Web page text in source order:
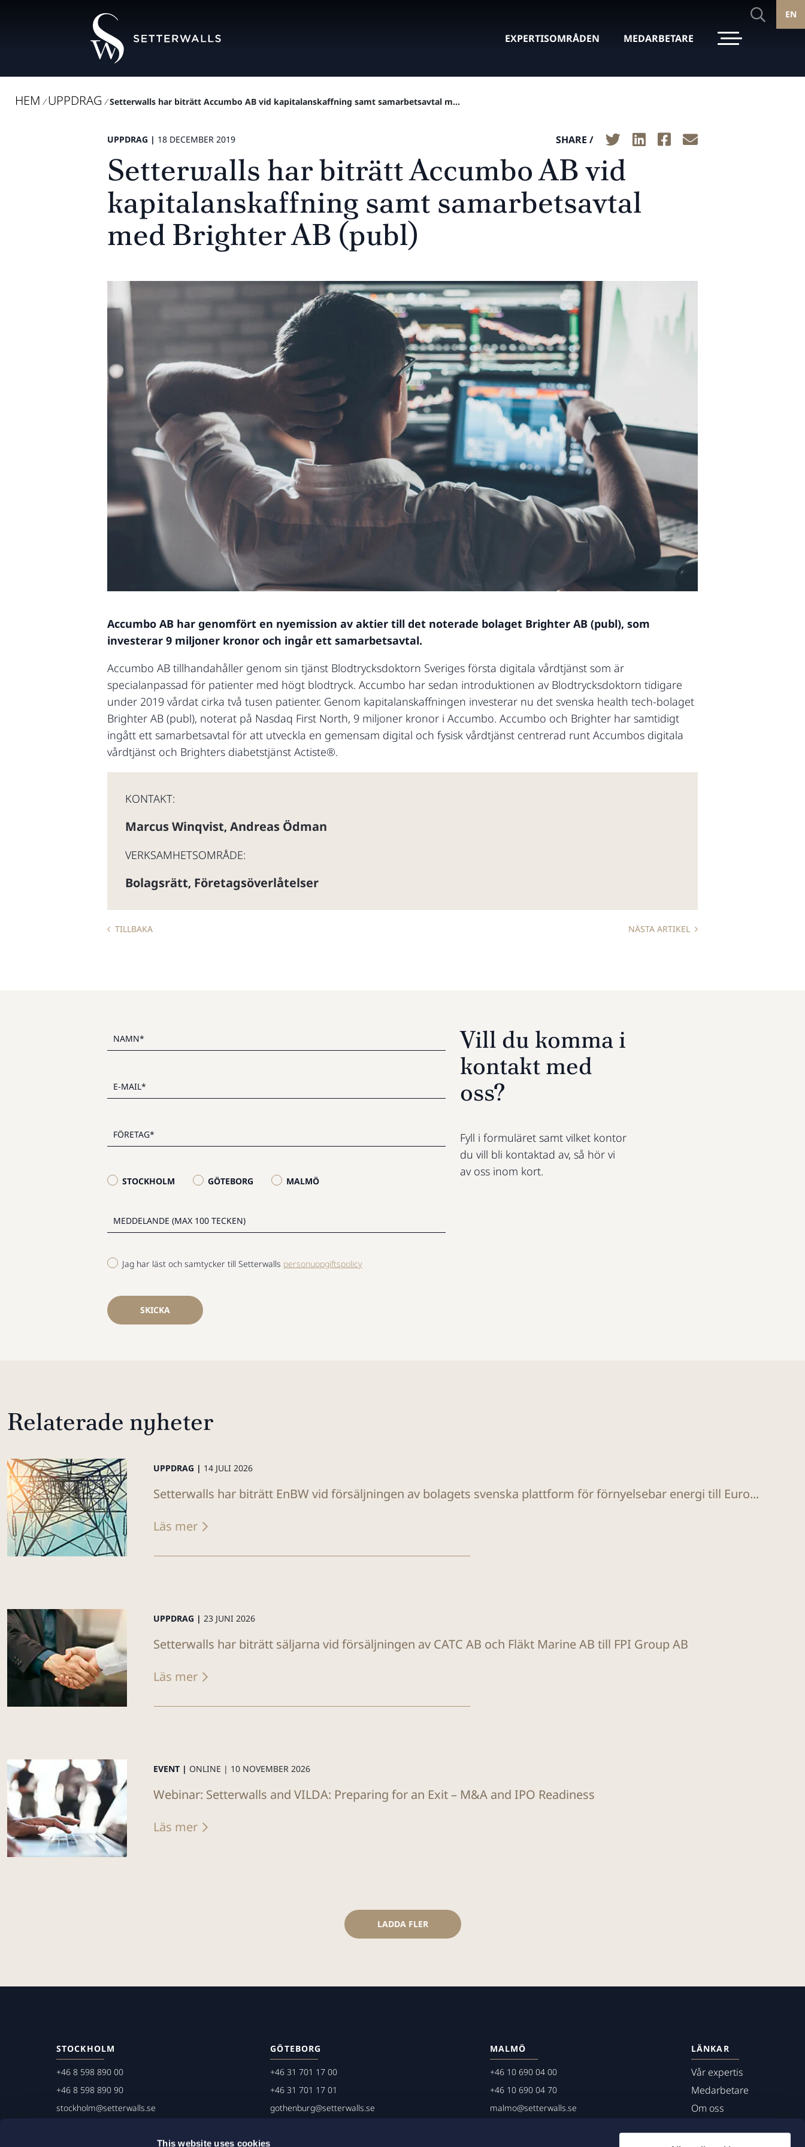
This website uses cookies
EXPERTISOMRÅDEN MEDARBETARE
EN
HEM / UPPDRAG / Setterwalls har biträtt Accumbo AB vid kapitalanskaffning samt samarbetsavtal m...
UPPDRAG | 18 DECEMBER 2019 SHARE /
Setterwalls har biträtt Accumbo AB vid
kapitalanskaffning samt samarbetsavtal
med Brighter AB (publ)
Accumbo AB har genomfört en nyemission av aktier till det noterade bolaget Brighter AB (publ), som
investerar 9 miljoner kronor och ingår ett samarbetsavtal.
Accumbo AB tillhandahåller genom sin tjänst Blodtrycksdoktorn Sveriges första digitala vårdtjänst som är
specialanpassad för patienter med högt blodtryck. Accumbo har sedan introduktionen av Blodtrycksdoktorn tidigare
under 2019 vårdat cirka två tusen patienter. Genom kapitalanskaffningen investerar nu det svenska health tech-bolaget
Brighter AB (publ), noterat på Nasdaq First North, 9 miljoner kronor i Accumbo. Accumbo och Brighter har samtidigt
ingått ett samarbetsavtal för att utveckla en gemensam digital och fysisk vårdtjänst centrerad runt Accumbos digitala
vårdtjänst och Brighters diabetstjänst Actiste®.
KONTAKT:
Marcus Winqvist, Andreas Ödman
VERKSAMHETSOMRÅDE:
Bolagsrätt, Företagsöverlåtelser
TILLBAKA NÄSTA ARTIKEL
STOCKHOLM GÖTEBORG MALMÖ
Jag har läst och samtycker till Setterwalls personuppgiftspolicy
SKICKA
Vill du komma i
kontakt med
oss?
Fyll i formuläret samt vilket kontor
du vill bli kontaktad av, så hör vi
av oss inom kort.
Relaterade nyheter
UPPDRAG | 14 JULI 2026
Setterwalls har biträtt EnBW vid försäljningen av bolagets svenska plattform för förnyelsebar energi till Euro...
Läs mer
UPPDRAG | 23 JUNI 2026
Setterwalls har biträtt säljarna vid försäljningen av CATC AB och Fläkt Marine AB till FPI Group AB
Läs mer
EVENT | ONLINE | 10 NOVEMBER 2026
Webinar: Setterwalls and VILDA: Preparing for an Exit – M&A and IPO Readiness
Läs mer
LADDA FLER
STOCKHOLM
+46 8 598 890 00
+46 8 598 890 90
stockholm@setterwalls.se
GÖTEBORG
+46 31 701 17 00
+46 31 701 17 01
gothenburg@setterwalls.se
MALMÖ
+46 10 690 04 00
+46 10 690 04 70
malmo@setterwalls.se
LÄNKAR
Vår expertis
Medarbetare
Om oss